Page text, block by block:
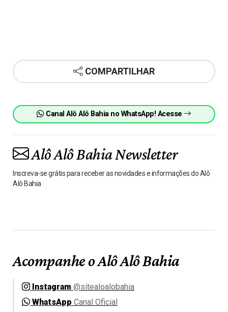
COMPARTILHAR
Canal Alô Alô Bahia no WhatsApp! Acesse
Alô Alô Bahia Newsletter
Inscreva-se grátis para receber as novidades e informações do Alô
Alô Bahia
Acompanhe o Alô Alô Bahia
Instagram @sitealoalobahia
WhatsApp Canal Oficial